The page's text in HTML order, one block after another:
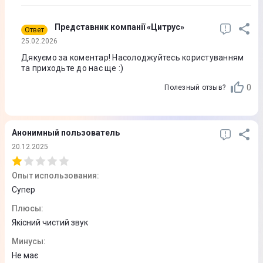
Bluetooth 5.3
Длина кабеля
Нет
Управление
Функции управления
Переключатель шумоподавления
Защита от влаги
Ответ Представник компанії «Цитрус»
25.02.2026
Дякуємо за коментар! Насолоджуйтесь користуванням
та приходьте до нас ще :)
Полезный отзыв? 0
Анонимный пользователь
20.12.2025
Опыт использования:
Супер
Плюсы:
Якісний чистий звук
Минусы:
Не має